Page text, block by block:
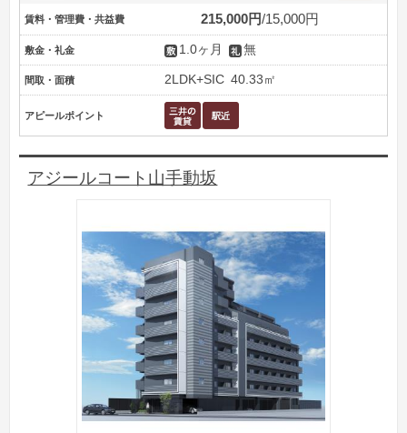
賃料・管理費・共益費 215,000円 15,000円
敷金・礼金 1.0ヶ月 無
間取・面積 2LDK+SIC 40.33㎡
アピールポイント
アジールコート山手動坂